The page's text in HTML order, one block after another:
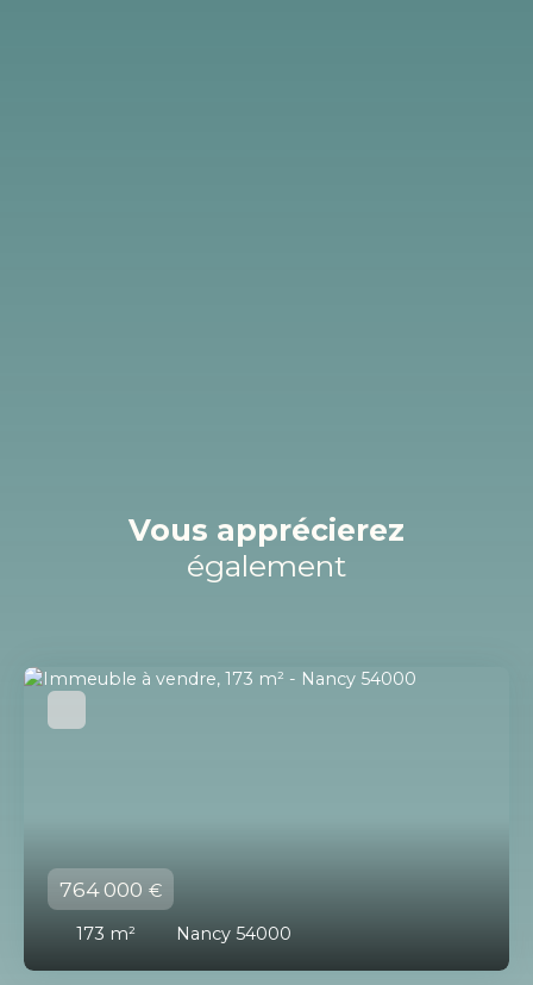
Vous apprécierez
également
764 000 €
173 m² Nancy 54000